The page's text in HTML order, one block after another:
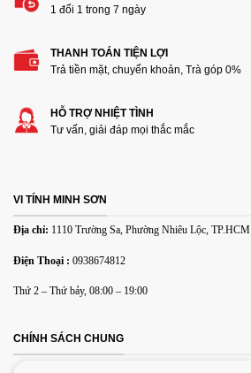
Thêm ảnh đánh giá
Các định dạng ảnh được chấp nhận: jpg,png.
Email*
cho lần bình luận kế tiếp của tôi.
1 đổi 1 trong 7 ngày
THANH TOÁN TIỆN LỢI
Trả tiền mặt, chuyển khoản, Trà góp 0%
HỖ TRỢ NHIỆT TÌNH
Tư vấn, giải đáp mọi thắc mắc
VI TÍNH MINH SƠN
Địa chỉ: 1110 Trường Sa, Phường Nhiêu Lộc, TP.HCM
Điện Thoại : 0938674812
Thứ 2 – Thứ bảy, 08:00 – 19:00
CHÍNH SÁCH CHUNG